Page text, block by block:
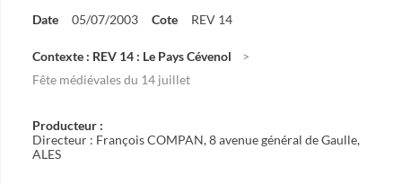
Date 05/07/2003 Cote REV 14
Contexte : REV 14 : Le Pays Cévenol
Fête médiévales du 14 juillet
Producteur :
Directeur : François COMPAN, 8 avenue général de Gaulle,
ALES